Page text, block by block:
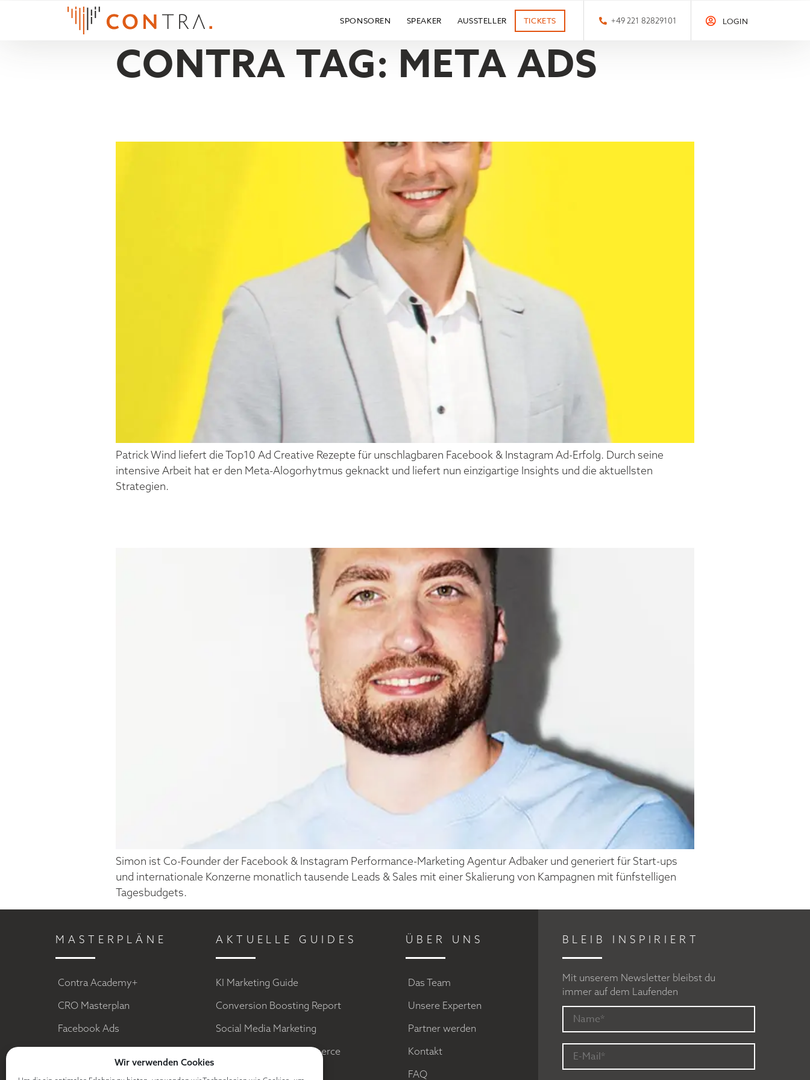
Wir verwenden Cookies
SPONSOREN SPEAKER AUSSTELLER TICKETS +49 221 82829101 LOGIN
CONTRA TAG: META ADS
Patrick Wind liefert die Top10 Ad Creative Rezepte für unschlagbaren Facebook & Instagram Ad-Erfolg. Durch seine
intensive Arbeit hat er den Meta-Alogorhytmus geknackt und liefert nun einzigartige Insights und die aktuellsten
Strategien.
Simon ist Co-Founder der Facebook & Instagram Performance-Marketing Agentur Adbaker und generiert für Start-ups
und internationale Konzerne monatlich tausende Leads & Sales mit einer Skalierung von Kampagnen mit fünfstelligen
Tagesbudgets.
MASTERPLÄNE
Contra Academy+
CRO Masterplan
Facebook Ads
E-Mail Marketing
AKTUELLE GUIDES
KI Marketing Guide
Conversion Boosting Report
Social Media Marketing
Sales Funnel im Ecommerce
ÜBER UNS
Das Team
Unsere Experten
Partner werden
Kontakt
FAQ
BLEIB INSPIRIERT
Mit unserem Newsletter bleibst du
immer auf dem Laufenden